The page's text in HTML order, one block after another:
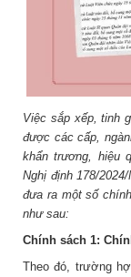
Việc sắp xếp, tinh
được các cấp,
khẩn trương, hiệu
Nghị định 178/
đưa ra một số
như sau:
Chính sách 1:
Theo đó, trường